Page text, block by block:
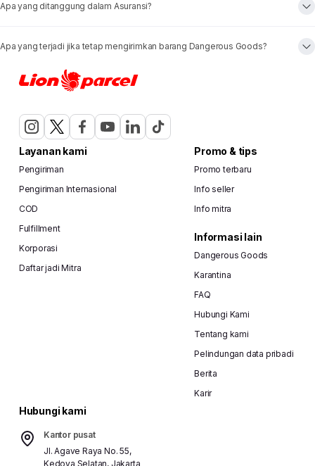
Apa yang ditanggung dalam Asuransi?
Apa yang terjadi jika tetap mengirimkan barang Dangerous Goods?
Layanan kami
Pengiriman
Pengiriman Internasional
COD
Fulfillment
Korporasi
Daftar jadi Mitra
Promo & tips
Promo terbaru
Info seller
Info mitra
Informasi lain
Dangerous Goods
Karantina
FAQ
Hubungi Kami
Tentang kami
Pelindungan data pribadi
Berita
Karir
Hubungi kami
Kantor pusat
Jl. Agave Raya No. 55,
Kedoya Selatan, Jakarta